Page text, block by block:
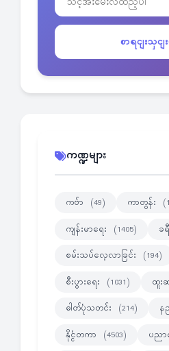
စာရငျးသှငျ
ကဏ္ဍများ
ကဗ်ာ (49) ကာတွန်း
ကျန်းမာရေး (1405) ခ
စမ်းသပ်လေ့လာခြင်း (194)
စီးပွားရေး (1031) ထူး
ဓါတ်ပုံသတင်း (214) န
နိုင္ငံတကာ (4503) ပညာ